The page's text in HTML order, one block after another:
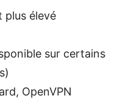
plus élevé
sur certains
OpenVPN